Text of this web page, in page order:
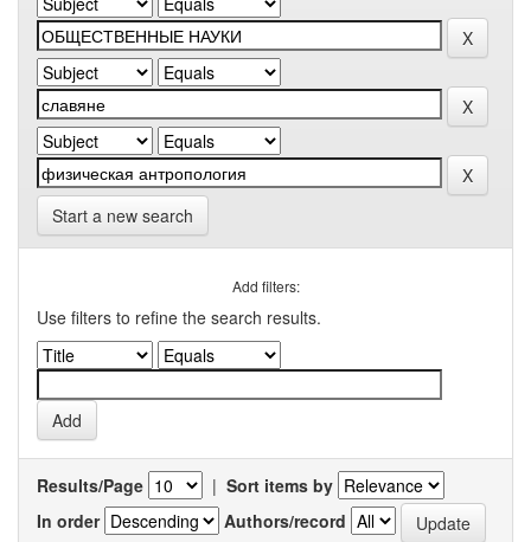
Start a new search
Add filters:
Use filters to refine the search results.
Results/Page | Sort items by
In order
Authors/record